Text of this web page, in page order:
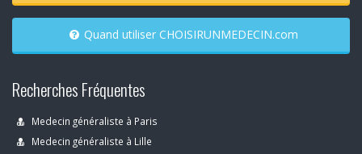
Quand utiliser CHOISIRUNMEDECIN.com
Recherches Fréquentes
Medecin généraliste à Paris
Medecin généraliste à Lille